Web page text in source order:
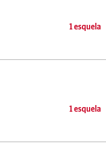
1 esquela
1 esquela